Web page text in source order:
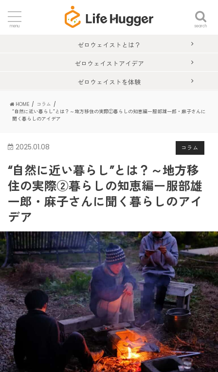
search
menu
ゼロウェイストとは？
ゼロウェイストアイデア
ゼロウェイストを体験
HOME
コラム
“自然に近い暮らし”とは？～地方移住の実際②暮らしの知恵編ー服部雄一郎・麻子さんに
聞く暮らしのアイデア
コラム
2025.01.08
“自然に近い暮らし”とは？～地方移
住の実際②暮らしの知恵編ー服部雄
一郎・麻子さんに聞く暮らしのアイ
デア